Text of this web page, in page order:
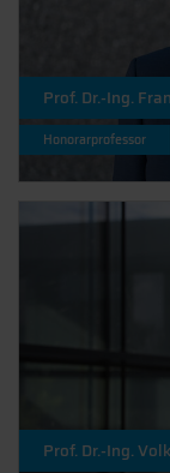
Prof. Dr.-Ing.
Honorarprofessor
Prof. Dr.-Ing.